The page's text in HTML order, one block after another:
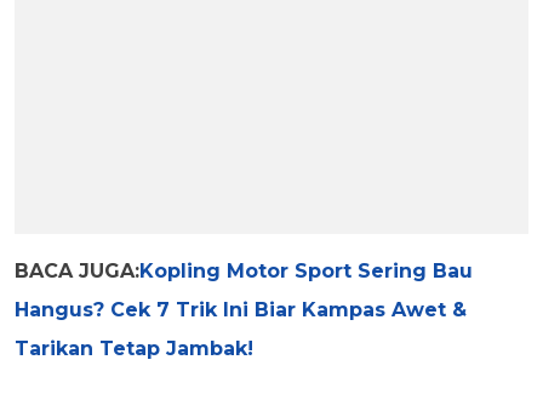
BACA JUGA:Kopling Motor Sport Sering Bau
Hangus? Cek 7 Trik Ini Biar Kampas Awet &
Tarikan Tetap Jambak!